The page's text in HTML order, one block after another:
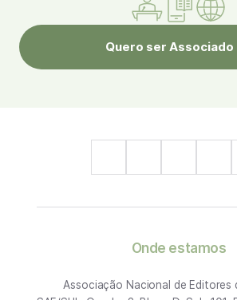
Quero ser Associado
Onde estamos
Associação Nacional de Editores